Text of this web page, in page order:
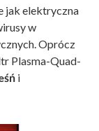
jak elektryczna
w
Oprócz
Plasma-Quad-
i